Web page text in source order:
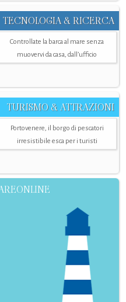
TECNOLOGIA & RICERCA
Controllate la barca al mare senza
muovervi da casa, dall’ufficio
TURISMO & ATTRAZIONI
Portovenere, il borgo di pescatori
irresistibile esca per i turisti